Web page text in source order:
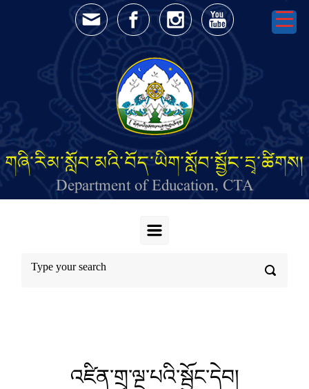
Skip to main content
གཞི་རིམ་སློབ་མའི་བོད་ཡིག་སློབ་སྦྱོང་དྲྭ་ཚིགས།
Department of Education, CTA
འཛིན་གྲྭ་ལྔ་པའི་སྦྱོང་དེབ།